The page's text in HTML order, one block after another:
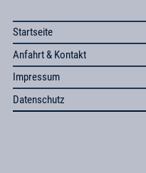
Startseite
Anfahrt & Kontakt
Impressum
Datenschutz